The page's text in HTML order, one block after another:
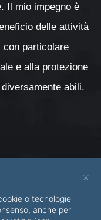
Il mio impegno è
delle attività
con particolare
e alla protezione
abili.
×
o tecnologie
anche per